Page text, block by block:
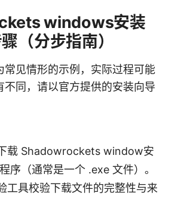
windows安装
（分步指南）
常见情形的示例，实际过程可能
不同，请以官方提供的安装向导
载 Shadowrockets window安
序（通常是一个 .exe 文件）。
工具校验下载文件的完整性与来